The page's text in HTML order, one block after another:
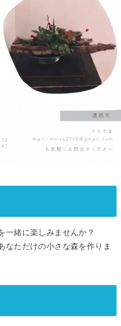
一緒に楽しみませんか？
なただけの小さな森を作りま